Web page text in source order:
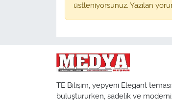
üstleniyorsunuz. Yazılan
TE Bilişim, yepyeni Elegant
buluştururken, sadelik ve